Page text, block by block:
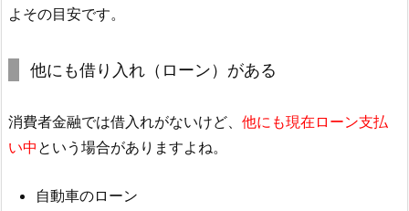
よその目安です。
他にも借り入れ（ローン）がある
消費者金融では借入れがないけど、 他にも現在ローン支払
い中 という場合がありますよね。
自動車のローン